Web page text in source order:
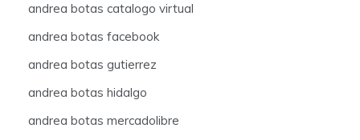
andrea botas catalogo virtual
andrea botas facebook
andrea botas gutierrez
andrea botas hidalgo
andrea botas mercadolibre